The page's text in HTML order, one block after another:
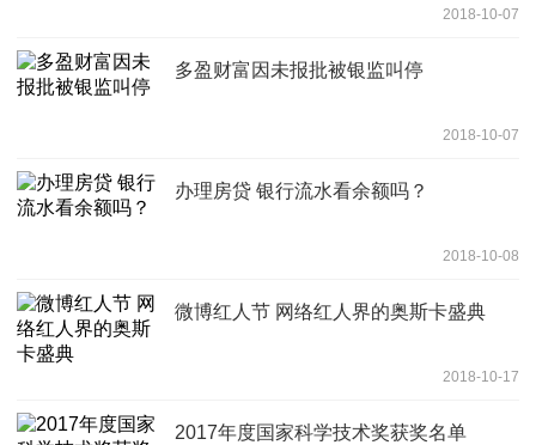
2018-10-07
多盈财富因未报批被银监叫停
2018-10-07
办理房贷 银行流水看余额吗？
2018-10-08
微博红人节 网络红人界的奥斯卡盛典
2018-10-17
2017年度国家科学技术奖获奖名单